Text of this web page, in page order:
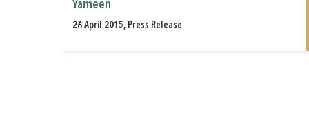
Yameen
26 April 2015, Press Release